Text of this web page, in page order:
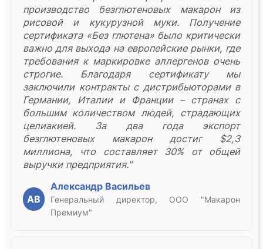
производство безглютеновых макарон из
рисовой и кукурузной муки. Получение
сертификата «Без глютена» было критически
важно для выхода на европейские рынки, где
требования к маркировке аллергенов очень
строгие. Благодаря сертификату мы
заключили контракты с дистрибьюторами в
Германии, Италии и Франции – странах с
большим количеством людей, страдающих
целиакией. За два года экспорт
безглютеновых макарон достиг $2,3
миллиона, что составляет 30% от общей
выручки предприятия."
АВ
Александр Васильев
Генеральный директор, ООО "Макарон
Премиум"